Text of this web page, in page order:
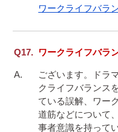
ワークライフバラ
ワークライフバラ
ございます。ドラ
クライフバランス
ている誤解、ワー
道筋などについて
事者意識を持って